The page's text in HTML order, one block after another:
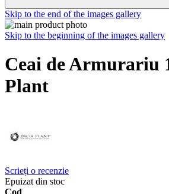
Skip to the end of the images gallery
Skip to the beginning of the images gallery
Ceai de Armurariu
Plant
Scrieți o recenzie
Epuizat din stoc
Cod